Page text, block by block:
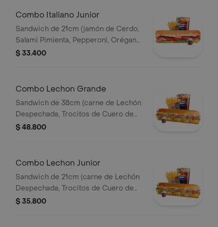
Combo Italiano Junior
Sandwich de 21cm (jamón de Cerdo,
Salami Pimienta, Pepperoni, Orégano,
Queso Parmesano, Queso Mozzarella,
$ 33.400
Combo Lechon Grande
Sandwich de 38cm (carne de Lechón
Despechada, Trocitos de Cuero de
Lechón, Queso Mozzarella, Lechuga y
$ 48.800
Combo Lechon Junior
Sandwich de 21cm (carne de Lechón
Despechada, Trocitos de Cuero de
Lechón, Queso Mozzarella, Lechuga y
$ 35.800